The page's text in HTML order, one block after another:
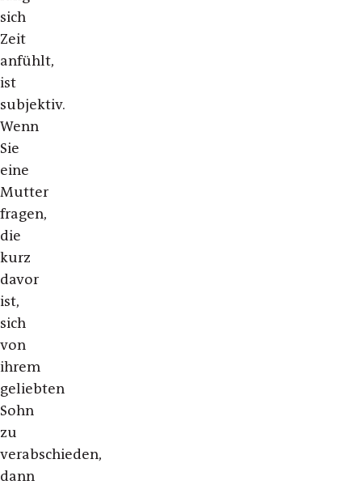
sich
Zeit
anfühlt,
ist
subjektiv.
Wenn
Sie
eine
Mutter
fragen,
die
kurz
davor
ist,
sich
von
ihrem
geliebten
Sohn
zu
verabschieden,
dann